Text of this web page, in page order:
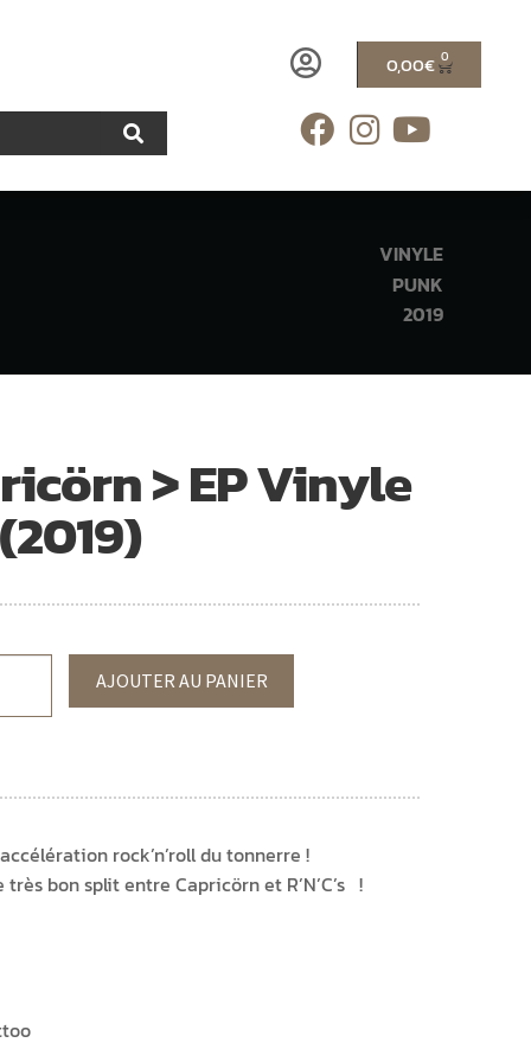
0,00€ 0
VINYLE
PUNK
2019
> EP Vinyle
AJOUTER AU PANIER
rock’n’roll du tonnerre !
bon split entre Capricörn et R’N’C’s !